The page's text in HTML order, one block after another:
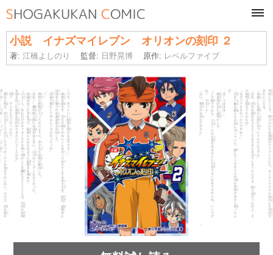
小説 イナズマイレブン オリオンの刻印 ２
著:江橋よしのり 監督: 日野晃博 原作: レベルファイブ